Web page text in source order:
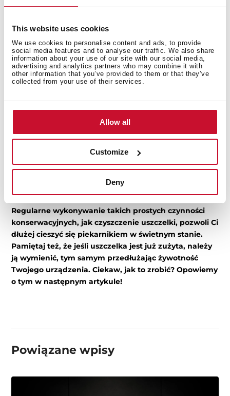
This website uses cookies
We use cookies to personalise content and ads, to provide
social media features and to analyse our traffic. We also share
information about your use of our site with our social media,
advertising and analytics partners who may combine it with
other information that you’ve provided to them or that they’ve
collected from your use of their services.
Allow all
Customize
Deny
Jeśli zdjęcie szyby piekarnika ułatwi Ci czyszczenie,
zrób to. Zazwyczaj jednak nie trzeba demontować
żadnych elementów, żeby odpowiednio ją
zakonserwować.
Regularne wykonywanie takich prostych czynności
konserwacyjnych, jak czyszczenie uszczelki, pozwoli Ci
dłużej cieszyć się piekarnikiem w świetnym stanie.
Pamiętaj też, że jeśli uszczelka jest już zużyta, należy
ją wymienić, tym samym przedłużając żywotność
Twojego urządzenia. Ciekaw, jak to zrobić? Opowiemy
o tym w następnym artykule!
Powiązane wpisy